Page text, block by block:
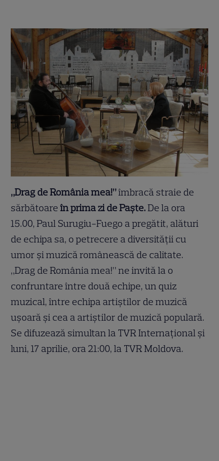
„Drag de România mea!”îmbracă straie de
sărbătoareîn prima zi de Paşte.De la ora
15.00, Paul Surugiu-Fuego a pregătit, alături
de echipa sa, o petrecere a diversității cu
umor şi muzică românească de calitate.
„Drag de România mea!” ne invită la o
confruntare între două echipe, un quiz
muzical, între echipa artiștilor de muzică
ușoară și cea a artiștilor de muzică populară.
Se difuzează simultan la TVR Internaţional şi
luni, 17 aprilie, ora 21:00, la TVR Moldova.